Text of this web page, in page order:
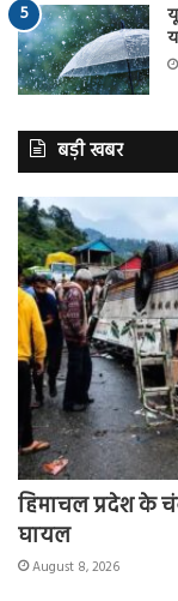
बड़ी खबर
हिमाचल प्रदेश के
घायल
August 8, 2026